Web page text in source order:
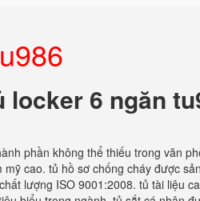
locker 6 ngăn
phần không thể thiếu trong văn
cao. tủ hồ sơ chống cháy được
lượng ISO 9001:2008. tủ tài liệu